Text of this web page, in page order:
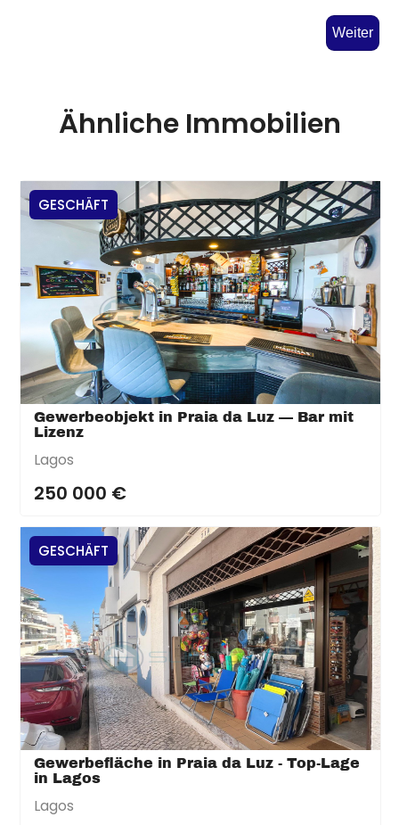
Weiter
Ähnliche Immobilien
GESCHÄFT
Gewerbeobjekt in Praia da Luz — Bar mit
Lizenz
Lagos
250 000 €
GESCHÄFT
Gewerbefläche in Praia da Luz - Top-Lage
in Lagos
Lagos